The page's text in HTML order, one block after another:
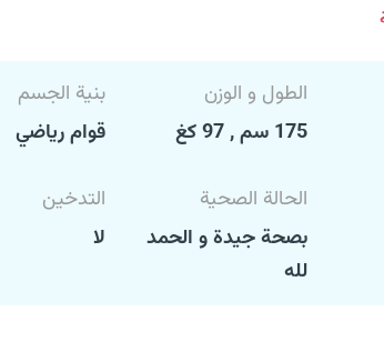
الطول و الوزن
175 سم , 97 كغ
بنية الجسم
قوام رياضي
الحالة الصحية
بصحة جيدة و الحمد
لله
التدخين
لا